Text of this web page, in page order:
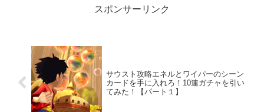
スポンサーリンク
サウスト攻略エネルとワイパーのシーン
カードを手に入れろ！10連ガチャを引い
てみた！【パート１】